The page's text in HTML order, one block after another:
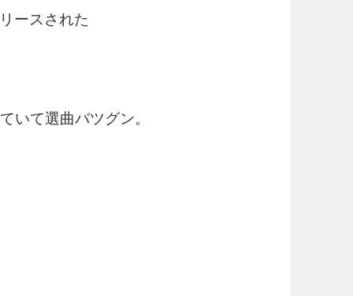
ースされた
いて選曲バツグン。